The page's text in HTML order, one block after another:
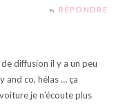
RÉPONDRE
diffusion il y a un peu
and co, hélas … ça
je n’écoute plus